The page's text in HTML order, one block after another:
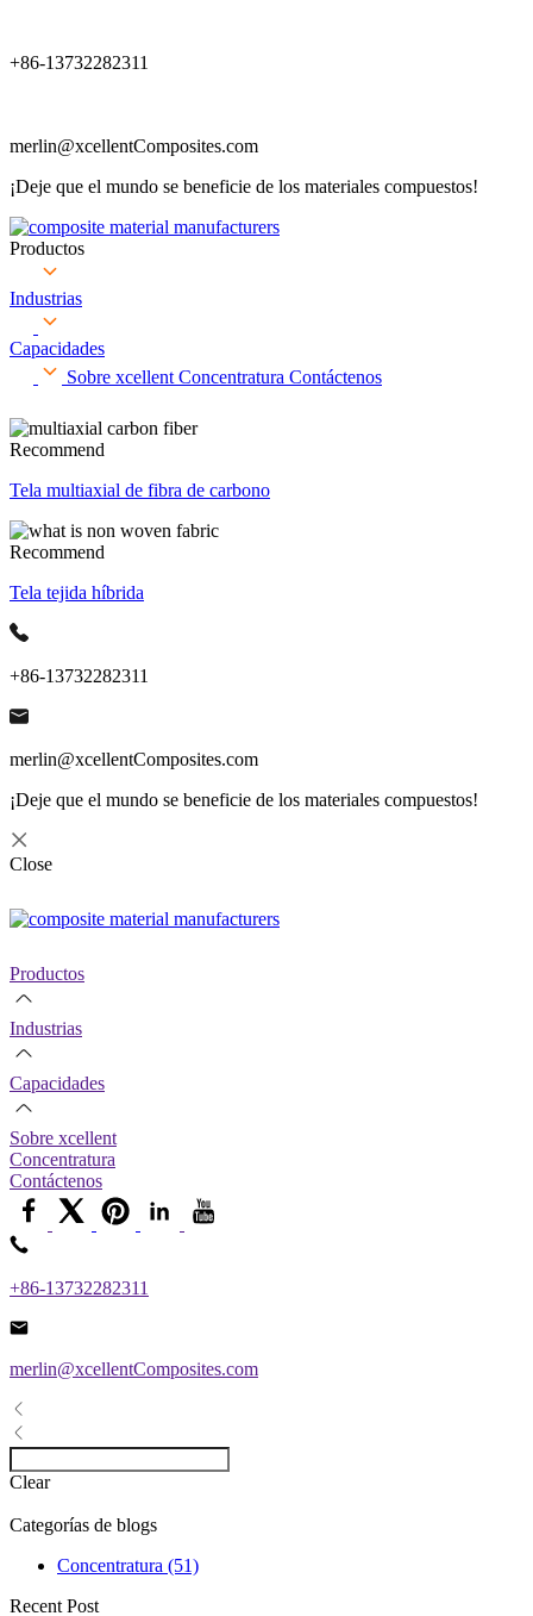
+86-13732282311
merlin@xcellentComposites.com
¡Deje que el mundo se beneficie de los materiales compuestos!
Productos
Industrias
Capacidades
Sobre xcellent Concentratura Contáctenos
Recommend
Tela multiaxial de fibra de carbono
Recommend
Tela tejida híbrida
+86-13732282311
merlin@xcellentComposites.com
¡Deje que el mundo se beneficie de los materiales compuestos!
Close
Productos
Industrias
Capacidades
Sobre xcellent
Concentratura
Contáctenos
+86-13732282311
merlin@xcellentComposites.com
Clear
Categorías de blogs
Concentratura (51)
Recent Post